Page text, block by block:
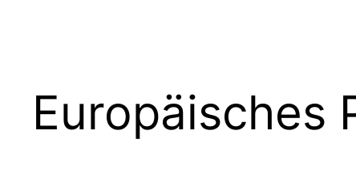
Europäisches